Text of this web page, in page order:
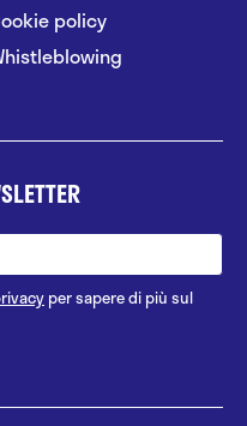
policy
per sapere di più sul